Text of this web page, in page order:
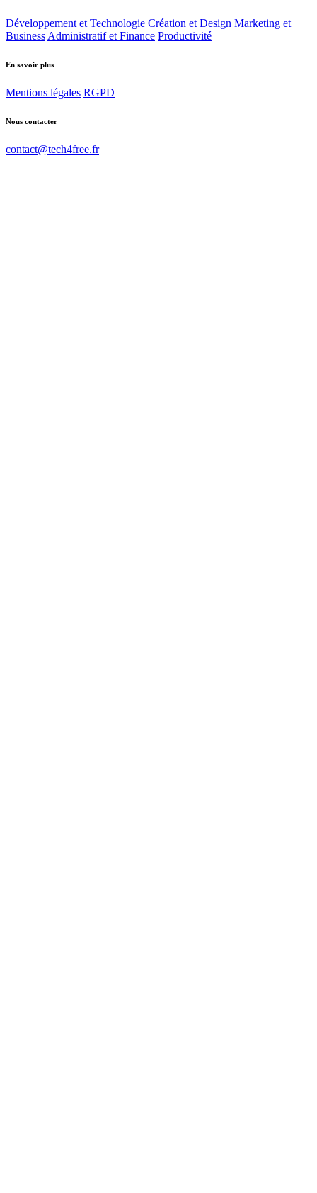
Développement et Technologie Création et Design Marketing et
Business Administratif et Finance Productivité
En savoir plus
Mentions légales RGPD
Nous contacter
contact@tech4free.fr